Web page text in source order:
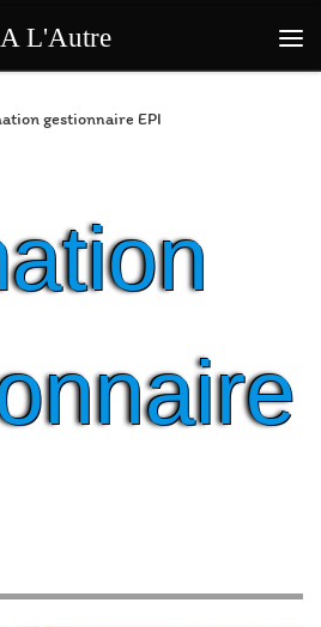
L'Autre
gestionnaire EPI